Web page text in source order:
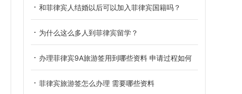
和菲律宾人结婚以后可以加入菲律宾国籍吗？
为什么这么多人到菲律宾留学？
办理菲律宾9A旅游签用到哪些资料 申请过程如何
菲律宾旅游签怎么办理 需要哪些资料